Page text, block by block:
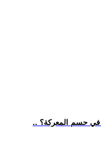
في حسم المعركة؟